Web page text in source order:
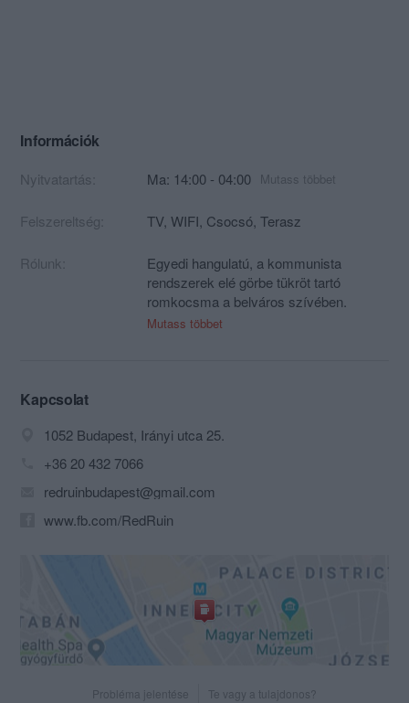
Információk
Nyitvatartás: Ma: 14:00 - 04:00 Mutass többet
Felszereltség: TV, WIFI, Csocsó, Terasz
Rólunk:
Egyedi hangulatú, a kommunista
rendszerek elé görbe tükröt tartó
romkocsma a belváros szívében.
Széles sörválasztékkal, baráti árakkal
Mutass többet
Kapcsolat
1052 Budapest, Irányi utca 25.
+36 20 432 7066
redruinbudapest@gmail.com
www.fb.com/RedRuin
Probléma jelentése Te vagy a tulajdonos?